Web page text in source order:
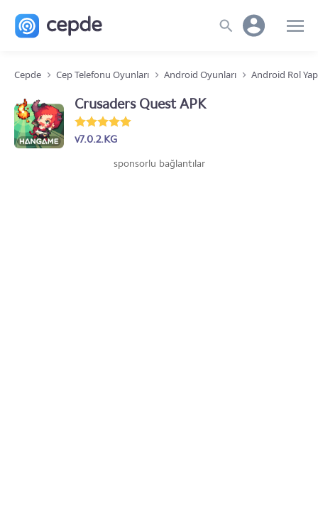
Cepde Cep Telefonu Oyunları Android Oyunları Android Rol
Crusaders Quest APK
v7.0.2.KG
sponsorlu bağlantılar